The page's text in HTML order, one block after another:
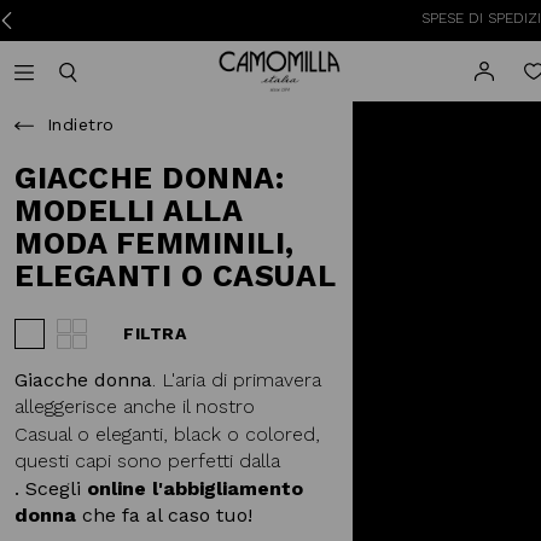
SPESE DI SPEDIZIONE A
Camomilla Italia®
Indietro
GIACCHE DONNA:
MODELLI ALLA
MODA FEMMINILI,
ELEGANTI O CASUAL
FILTRA
Giacche donna. L'aria di primavera
alleggerisce anche il nostro
guardaroba. Viapiumini invernalie
cappotti in lana, dentro giacche e,
se preferisci,blazer.
Casual o eleganti, black o colored,
questi capi sono perfetti dalla
mattina alla sera e doneranno un
tocco glam ad ogni tuo outfit.
. Scegli online l'abbigliamento
donna che fa al caso tuo!